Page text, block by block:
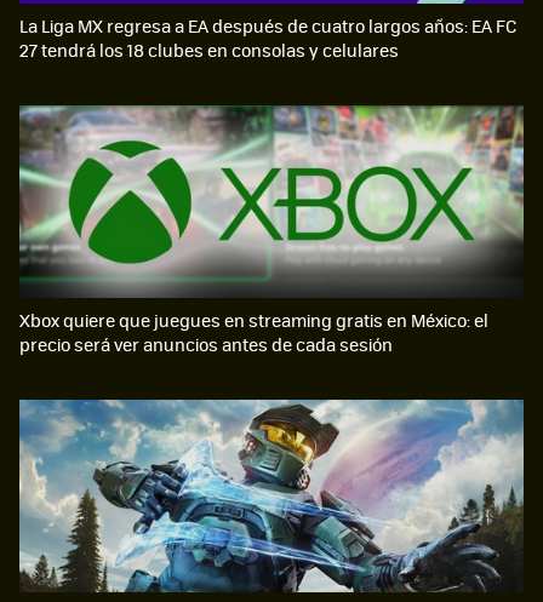
La Liga MX regresa a EA después de cuatro largos años: EA FC
27 tendrá los 18 clubes en consolas y celulares
Xbox quiere que juegues en streaming gratis en México: el
precio será ver anuncios antes de cada sesión